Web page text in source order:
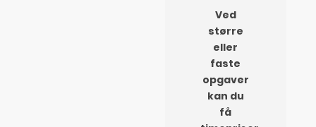
Ved
større
eller
faste
opgaver
kan du
få